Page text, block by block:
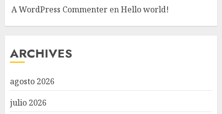
A WordPress Commenter enHello world!
ARCHIVES
agosto 2026
julio 2026